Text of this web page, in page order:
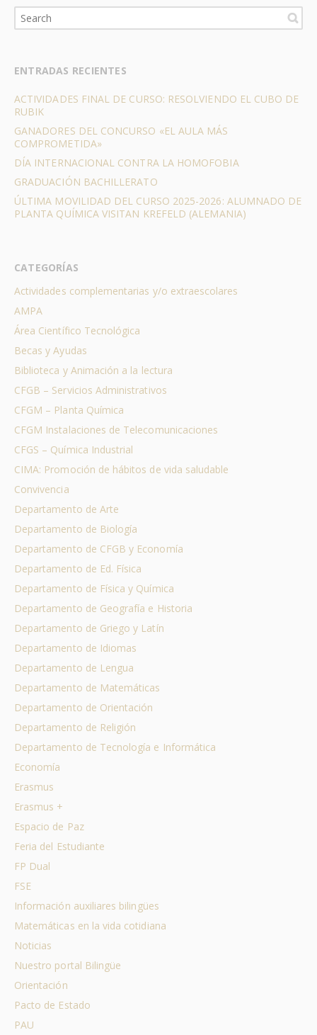
ENTRADAS RECIENTES
ACTIVIDADES FINAL DE CURSO: RESOLVIENDO EL CUBO DE
RUBIK
GANADORES DEL CONCURSO «EL AULA MÁS
COMPROMETIDA»
DÍA INTERNACIONAL CONTRA LA HOMOFOBIA
GRADUACIÓN BACHILLERATO
ÚLTIMA MOVILIDAD DEL CURSO 2025-2026: ALUMNADO DE
PLANTA QUÍMICA VISITAN KREFELD (ALEMANIA)
CATEGORÍAS
Actividades complementarias y/o extraescolares
AMPA
Área Científico Tecnológica
Becas y Ayudas
Biblioteca y Animación a la lectura
CFGB – Servicios Administrativos
CFGM – Planta Química
CFGM Instalaciones de Telecomunicaciones
CFGS – Química Industrial
CIMA: Promoción de hábitos de vida saludable
Convivencia
Departamento de Arte
Departamento de Biología
Departamento de CFGB y Economía
Departamento de Ed. Física
Departamento de Física y Química
Departamento de Geografía e Historia
Departamento de Griego y Latín
Departamento de Idiomas
Departamento de Lengua
Departamento de Matemáticas
Departamento de Orientación
Departamento de Religión
Departamento de Tecnología e Informática
Economía
Erasmus
Erasmus +
Espacio de Paz
Feria del Estudiante
FP Dual
FSE
Información auxiliares bilingües
Matemáticas en la vida cotidiana
Noticias
Nuestro portal Bilingüe
Orientación
Pacto de Estado
PAU